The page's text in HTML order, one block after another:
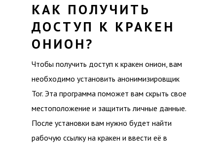
КАК ПОЛУЧИТЬ
ДОСТУП К КРАКЕН
ОНИОН?
Чтобы получить доступ к кракен онион, вам
необходимо установить анонимизировщик
Tor. Эта программа поможет вам скрыть свое
местоположение и защитить личные данные.
После установки вам нужно будет найти
рабочую ссылку на кракен и ввести её в